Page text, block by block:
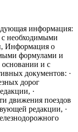
информация:
необходимыми
Информация о
формулами и
основании и с
документов: ·
дорог
·
движения поездов
редакции, ·